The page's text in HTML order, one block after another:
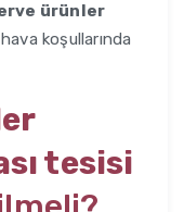
ürünler
koşullarında
tesisi